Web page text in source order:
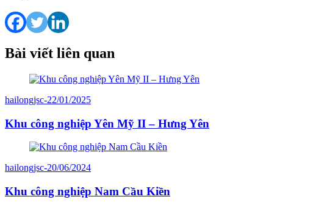
Bài viết liên quan
hailongjsc-22/01/2025
Khu công nghiệp Yên Mỹ II – Hưng Yên
hailongjsc-20/06/2024
Khu công nghiệp Nam Cầu Kiền